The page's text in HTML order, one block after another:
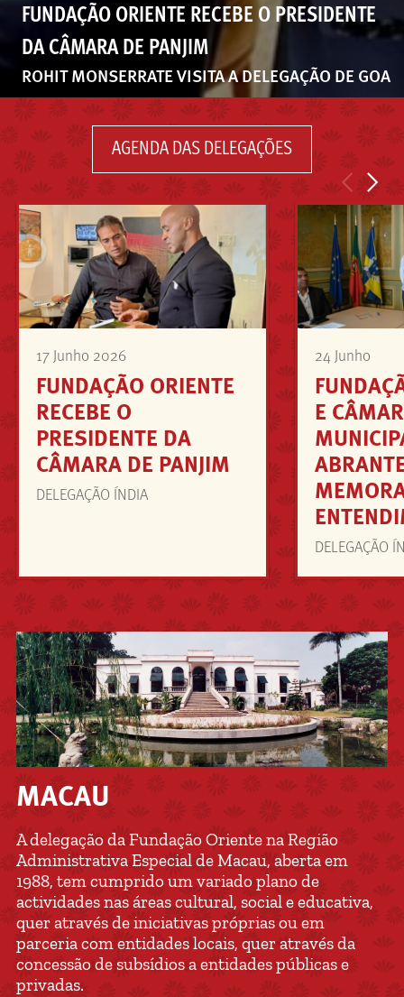
FUNDAÇÃO ORIENTE RECEBE O PRESIDENTE
DA CÂMARA DE PANJIM
ROHIT MONSERRATE VISITA A DELEGAÇÃO DE GOA
AGENDA DAS DELEGAÇÕES
< >
17 Junho 2026
FUNDAÇÃO ORIENTE
RECEBE O
PRESIDENTE DA
CÂMARA DE PANJIM
DELEGAÇÃO ÍNDIA
24 Junho
E
DELEGAÇÃO
MACAU
A delegação da Fundação Oriente na Região
Administrativa Especial de Macau, aberta em
1988, tem cumprido um variado plano de
actividades nas áreas cultural, social e educativa,
quer através de iniciativas próprias ou em
parceria com entidades locais, quer através da
concessão de subsídios a entidades públicas e
privadas.